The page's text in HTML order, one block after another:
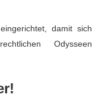
damit sich
Odysseen